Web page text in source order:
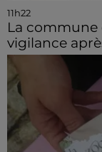
11h22
La commune
vigilance